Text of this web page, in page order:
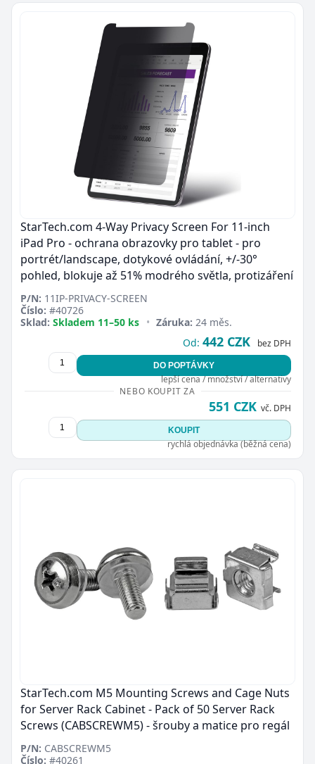
StarTech.com 4-Way Privacy Screen For 11-inch
iPad Pro - ochrana obrazovky pro tablet - pro
portrét/landscape, dotykové ovládání, +/-30°
pohled, blokuje až 51% modrého světla, protizáření
P/N: 11IP-PRIVACY-SCREEN
Číslo: #40726
Sklad: Skladem 11–50 ks • Záruka: 24 měs.
Od: 442 CZK bez DPH
DO POPTÁVKY
lepší cena / množství / alternativy
NEBO KOUPIT ZA
551 CZK vč. DPH
KOUPIT
rychlá objednávka (běžná cena)
StarTech.com M5 Mounting Screws and Cage Nuts
for Server Rack Cabinet - Pack of 50 Server Rack
Screws (CABSCREWM5) - šrouby a matice pro regál
P/N: CABSCREWM5
Číslo: #40261